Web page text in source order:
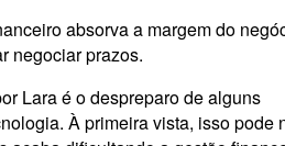
absorva a margem do
negociar prazos.
Lara é o despreparo de alguns
À primeira vista, isso pode